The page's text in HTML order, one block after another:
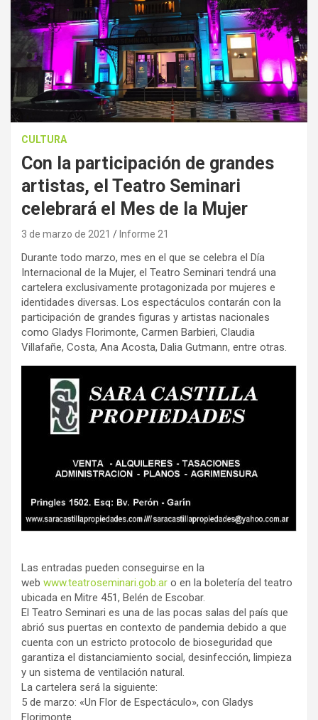
CULTURA
Con la participación de grandes
artistas, el Teatro Seminari
celebrará el Mes de la Mujer
3 de marzo de 2021 Informe 21
Durante todo marzo, mes en el que se celebra el Día
Internacional de la Mujer, el Teatro Seminari tendrá una
cartelera exclusivamente protagonizada por mujeres e
identidades diversas. Los espectáculos contarán con la
participación de grandes figuras y artistas nacionales
como Gladys Florimonte, Carmen Barbieri, Claudia
Villafañe, Costa, Ana Acosta, Dalia Gutmann, entre otras.
Las entradas pueden conseguirse en la
web www.teatroseminari.gob.ar o en la boletería del teatro
ubicada en Mitre 451, Belén de Escobar.
El Teatro Seminari es una de las pocas salas del país que
abrió sus puertas en contexto de pandemia debido a que
cuenta con un estricto protocolo de bioseguridad que
garantiza el distanciamiento social, desinfección, limpieza
y un sistema de ventilación natural.
La cartelera será la siguiente:
5 de marzo: «Un Flor de Espectáculo», con Gladys
Florimonte